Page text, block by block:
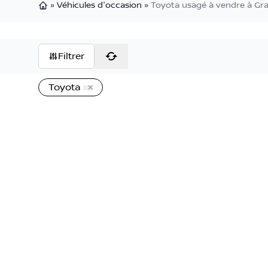
» Véhicules d'occasion » Toyota usagé à vendre à
Filtrer
Toyota